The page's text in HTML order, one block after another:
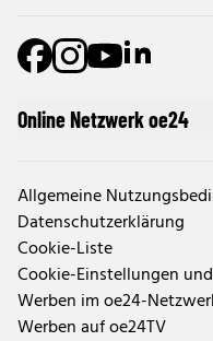
Online Netzwerk oe24
Allgemeine
Datenschutzerklärung
Cookie-Liste
Cookie-Einstellungen
Werben im oe24-
Werben auf oe24TV